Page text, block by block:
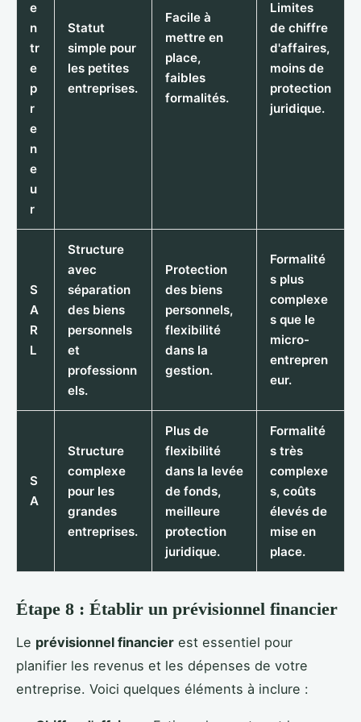
e
n
tr
e
p
r
e
n
e
u
r
Statut
simple pour
les petites
entreprises.
Facile à
mettre en
place,
faibles
formalités.
Limites
de chiffre
d'affaires,
moins de
protection
juridique.
S
A
R
L
Structure
avec
séparation
des biens
personnels
et
professionn
els.
Protection
des biens
personnels,
flexibilité
dans la
gestion.
Formalité
s plus
complexe
s que le
micro-
entrepren
eur.
S
A
Structure
complexe
pour les
grandes
entreprises.
Plus de
flexibilité
dans la levée
de fonds,
meilleure
protection
juridique.
Formalité
s très
complexe
s, coûts
élevés de
mise en
place.
Étape 8 : Établir un prévisionnel financier
Le prévisionnel financier est essentiel pour
planifier les revenus et les dépenses de votre
entreprise. Voici quelques éléments à inclure :